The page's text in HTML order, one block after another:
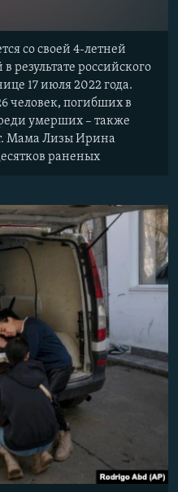
со своей 4-летней
результате российского
17 июля 2022 года.
человек, погибших в
умерших – также
Мама Лизы Ирина
раненых